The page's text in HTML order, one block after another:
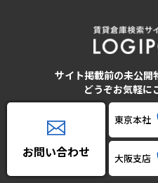
サイト掲載前の未公開
どうぞお気軽に
お問い合わせ
東京本社
大阪支店